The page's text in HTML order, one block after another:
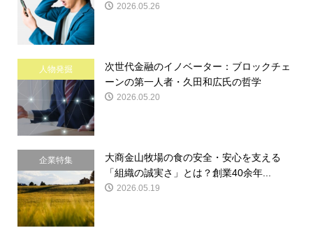
2026.05.26
人物発掘
次世代金融のイノベーター：ブロックチェ
ーンの第一人者・久田和広氏の哲学
2026.05.20
企業特集
大商金山牧場の食の安全・安心を支える
「組織の誠実さ」とは？創業40余年...
2026.05.19